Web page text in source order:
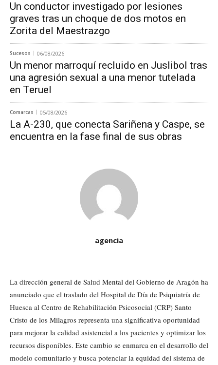
Un conductor investigado por lesiones
graves tras un choque de dos motos en
Zorita del Maestrazgo
Sucesos 06/08/2026
Un menor marroquí recluido en Juslibol tras
una agresión sexual a una menor tutelada
en Teruel
Comarcas 05/08/2026
La A-230, que conecta Sariñena y Caspe, se
encuentra en la fase final de sus obras
agencia
La dirección general de Salud Mental del Gobierno de Aragón ha
anunciado que el traslado del Hospital de Día de Psiquiatría de
Huesca al Centro de Rehabilitación Psicosocial (CRP) Santo
Cristo de los Milagros representa una significativa oportunidad
para mejorar la calidad asistencial a los pacientes y optimizar los
recursos disponibles. Este cambio se enmarca en el desarrollo del
modelo comunitario y busca potenciar la equidad del sistema de